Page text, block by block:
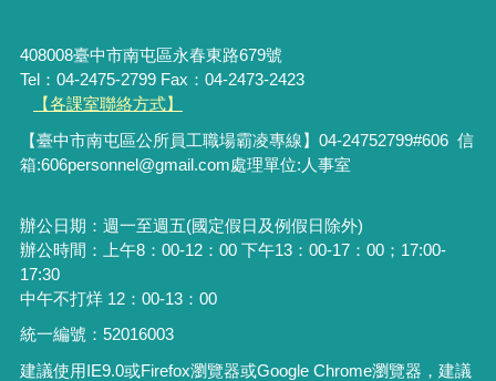
408008臺中市南屯區永春東路679號
Tel：04-2475-2799 Fax：04-2473-2423
【各課室聯絡方式】
【臺中市南屯區公所員工職場霸凌專線】04-24752799#606 信
箱:606personnel@gmail.com處理單位:人事室
辦公日期：週一至週五(國定假日及例假日除外)
辦公時間：上午8：00-12：00 下午13：00-17：00；17:00-
17:30
中午不打烊 12：00-13：00
統一編號：52016003
建議使用IE9.0或Firefox瀏覽器或Google Chrome瀏覽器，建議